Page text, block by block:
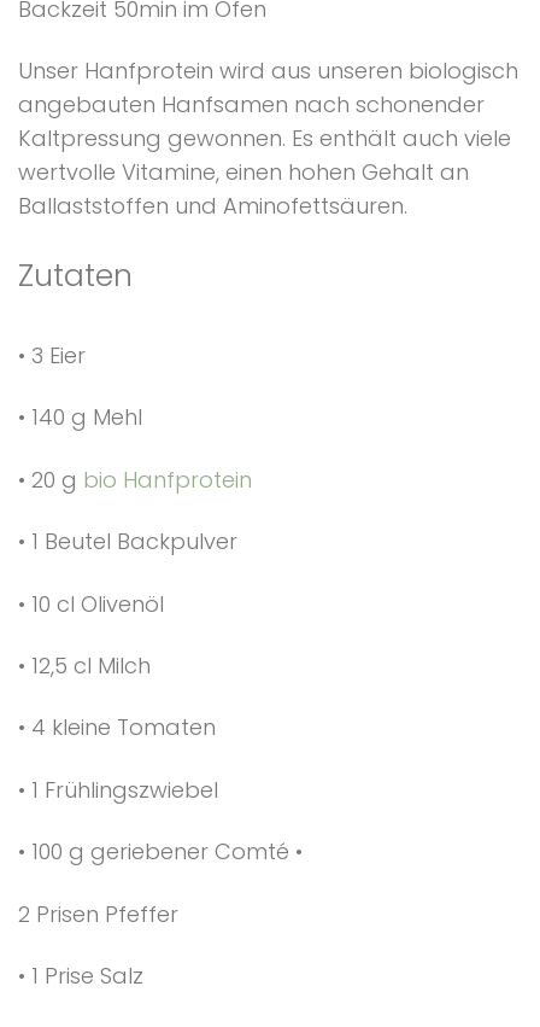
Backzeit 50min im Ofen
Unser Hanfprotein wird aus unseren biologisch
angebauten Hanfsamen nach schonender
Kaltpressung gewonnen. Es enthält auch viele
wertvolle Vitamine, einen hohen Gehalt an
Ballaststoffen und Aminofettsäuren.
Zutaten
• 3 Eier
• 140 g Mehl
• 20 g bio Hanfprotein
• 1 Beutel Backpulver
• 10 cl Olivenöl
• 12,5 cl Milch
• 4 kleine Tomaten
• 1 Frühlingszwiebel
• 100 g geriebener Comté •
2 Prisen Pfeffer
• 1 Prise Salz